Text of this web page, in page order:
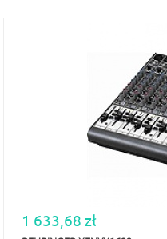
1 633,68 zł